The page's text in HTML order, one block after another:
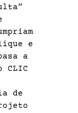
e
a
CLIC
de